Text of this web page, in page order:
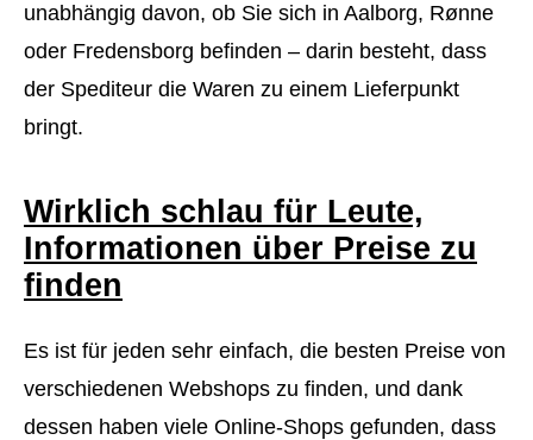
unabhängig davon, ob Sie sich in Aalborg, Rønne
oder Fredensborg befinden – darin besteht, dass
der Spediteur die Waren zu einem Lieferpunkt
bringt.
Wirklich schlau für Leute,
Informationen über Preise zu
finden
Es ist für jeden sehr einfach, die besten Preise von
verschiedenen Webshops zu finden, und dank
dessen haben viele Online-Shops gefunden, dass